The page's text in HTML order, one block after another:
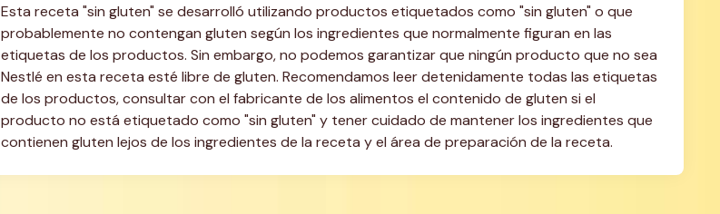
Esta receta "sin gluten" se desarrolló utilizando productos etiquetados como "sin gluten" o que
probablemente no contengan gluten según los ingredientes que normalmente figuran en las
etiquetas de los productos. Sin embargo, no podemos garantizar que ningún producto que no sea
Nestlé en esta receta esté libre de gluten. Recomendamos leer detenidamente todas las etiquetas
de los productos, consultar con el fabricante de los alimentos el contenido de gluten si el
producto no está etiquetado como "sin gluten" y tener cuidado de mantener los ingredientes que
contienen gluten lejos de los ingredientes de la receta y el área de preparación de la receta.